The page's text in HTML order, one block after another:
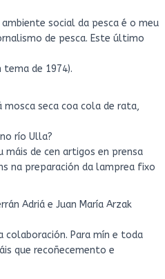
social da pesca é o meu
de pesca. Este último
de 1974).
mosca seca coa cola de rata,
río Ulla?
máis de cen artigos en prensa
na preparación da lamprea fixo
Adriá e Juan María Arzak
colaboración. Para mín e toda
que recoñecemento e